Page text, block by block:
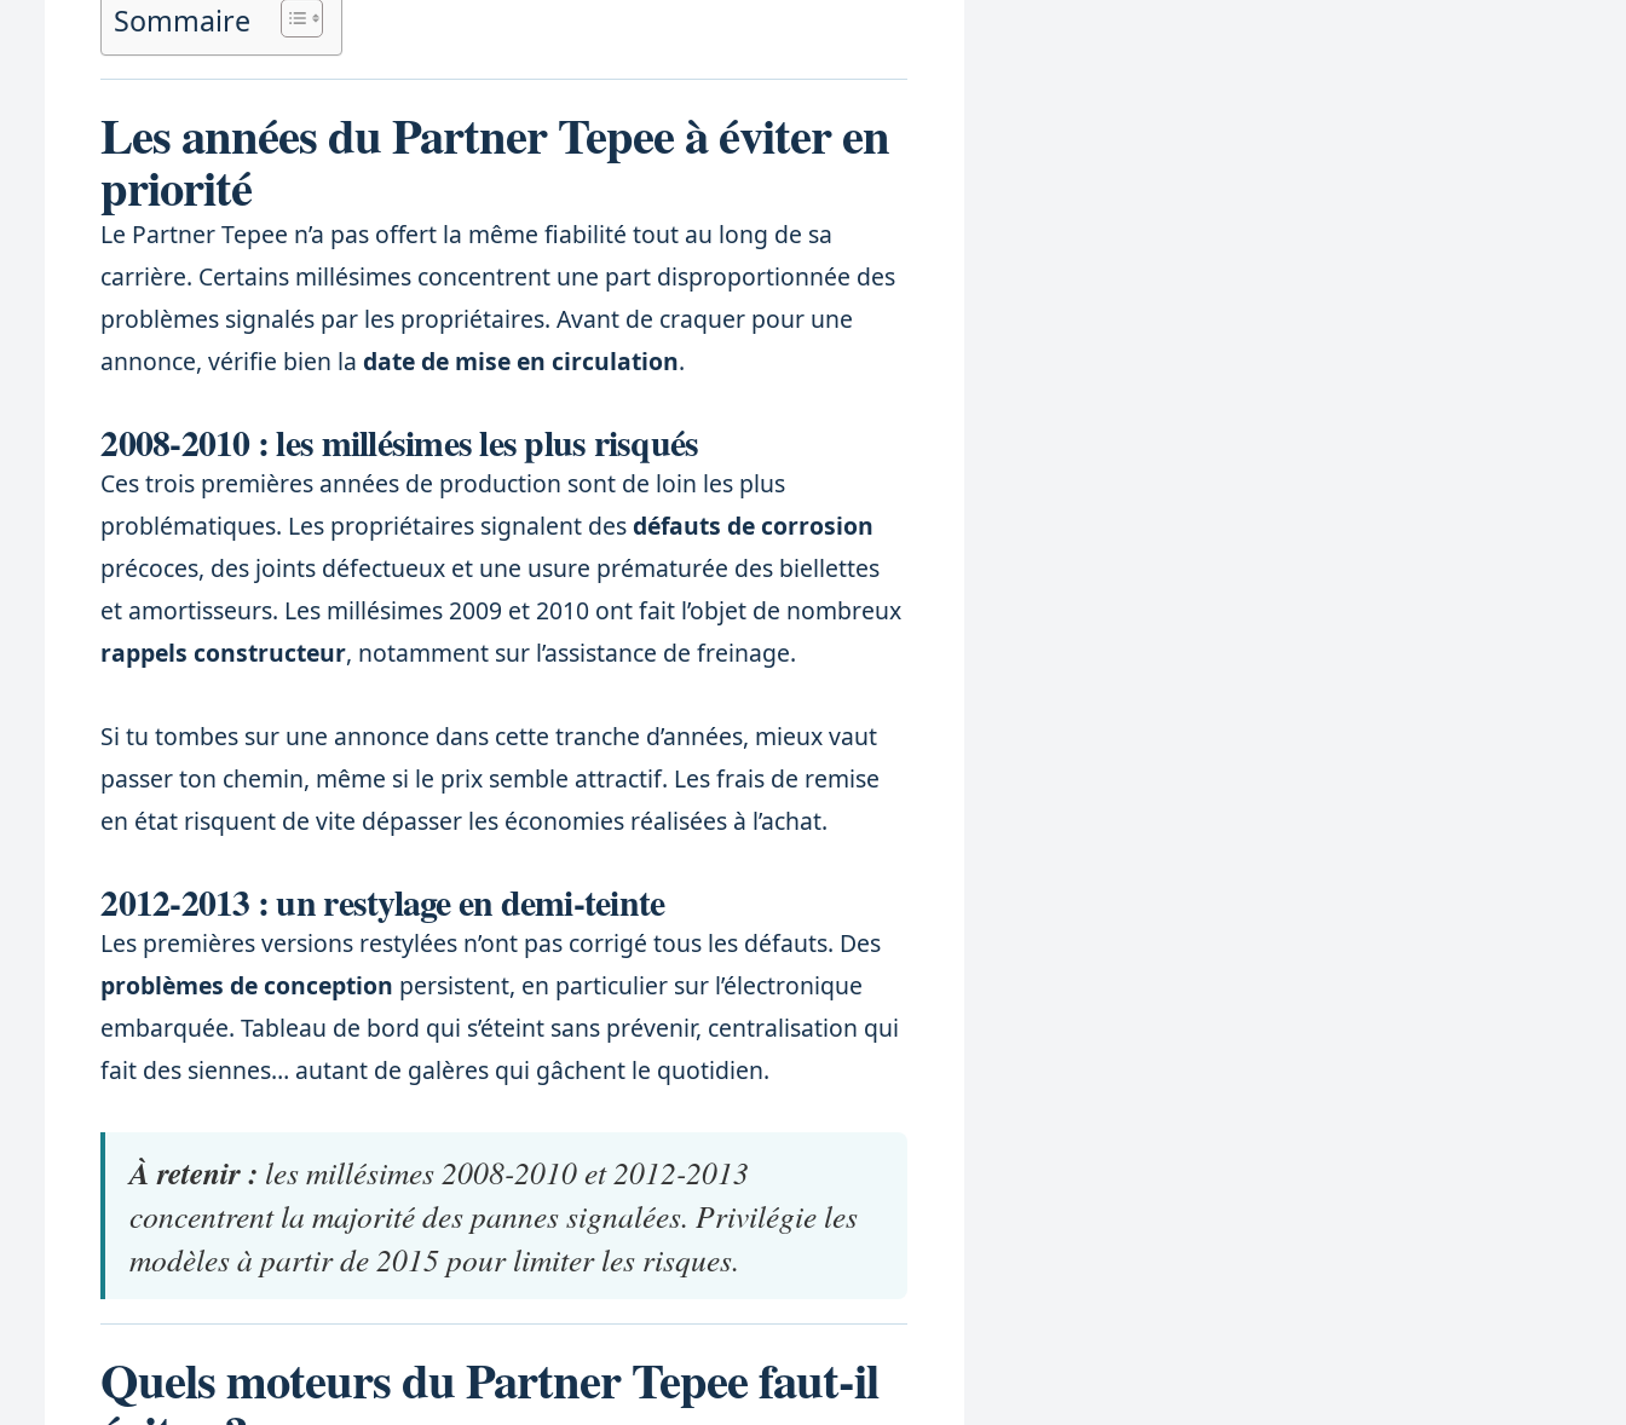
Sommaire
Les années du Partner Tepee à éviter en
priorité
Le Partner Tepee n’a pas offert la même fiabilité tout au long de sa
carrière. Certains millésimes concentrent une part disproportionnée des
problèmes signalés par les propriétaires. Avant de craquer pour une
annonce, vérifie bien ladate de mise en circulation.
2008-2010 : les millésimes les plus risqués
Ces trois premières années de production sont de loin les plus
problématiques. Les propriétaires signalent desdéfauts de corrosion
précoces, des joints défectueux et une usure prématurée des biellettes
et amortisseurs. Les millésimes 2009 et 2010 ont fait l’objet de nombreux
rappels constructeur, notamment sur l’assistance de freinage.
Si tu tombes sur une annonce dans cette tranche d’années, mieux vaut
passer ton chemin, même si le prix semble attractif. Les frais de remise
en état risquent de vite dépasser les économies réalisées à l’achat.
2012-2013 : un restylage en demi-teinte
Les premières versions restylées n’ont pas corrigé tous les défauts. Des
problèmes de conception persistent, en particulier sur l’électronique
embarquée. Tableau de bord qui s’éteint sans prévenir, centralisation qui
fait des siennes… autant de galères qui gâchent le quotidien.
À retenir : les millésimes 2008-2010 et 2012-2013
concentrent la majorité des pannes signalées. Privilégie les
modèles à partir de 2015 pour limiter les risques.
Quels moteurs du Partner Tepee faut-il